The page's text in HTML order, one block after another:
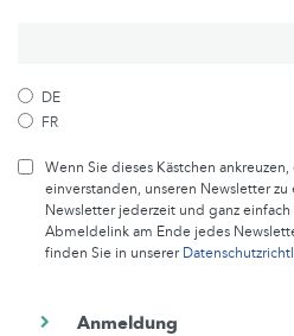
DE
FR
Wenn Sie dieses Kästchen
einverstanden, unseren Newsletter
Newsletter jederzeit und ganz
Abmeldelink am Ende jedes
finden Sie in unserer